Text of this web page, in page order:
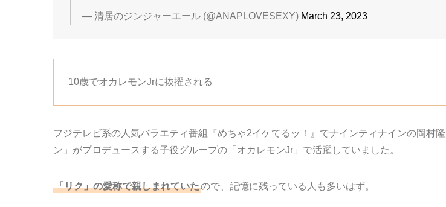
— 清居のジンジャーエール (@ANAPLOVESEXY) March 23, 2023
10歳でオカレモンJrに抜擢される
フジテレビ系の人気バラエティ番組『めちゃ2イケてるッ！』でナインティナインの岡村
ン」がプロデュースする子役グループの「オカレモンJr」で活躍していました。
「リク」の愛称で親しまれていたので、記憶に残っている人も多いはず。